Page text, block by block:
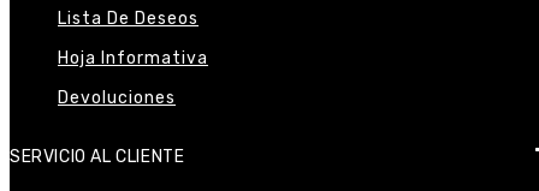
Lista De Deseos
Hoja Informativa
Devoluciones
SERVICIO AL CLIENTE